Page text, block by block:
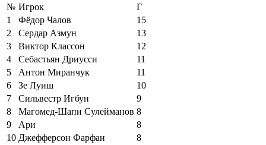
№ Игрок
Г
1
Фёдор Чалов
15
2
Сердар Азмун
13
3
Виктор Классон
12
4
Себастьян Дриусси
11
5
Антон Миранчук
11
6
Зе Луиш
10
7
Сильвестр Игбун
9
8
Магомед-Шапи Сулейманов 8
9
Ари
8
10 Джефферсон Фарфан
8